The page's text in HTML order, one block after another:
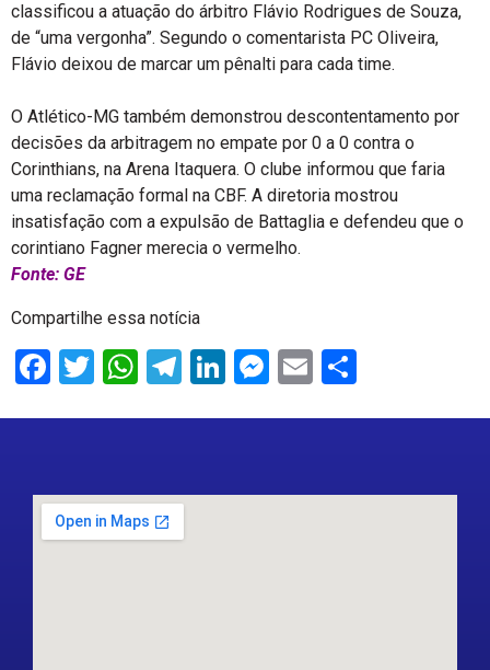
classificou a atuação do árbitro Flávio Rodrigues de Souza,
de “uma vergonha”. Segundo o comentarista PC Oliveira,
Flávio deixou de marcar um pênalti para cada time.
O Atlético-MG também demonstrou descontentamento por
decisões da arbitragem no empate por 0 a 0 contra o
Corinthians, na Arena Itaquera. O clube informou que faria
uma reclamação formal na CBF. A diretoria mostrou
insatisfação com a expulsão de Battaglia e defendeu que o
corintiano Fagner merecia o vermelho.
Fonte: GE
Compartilhe essa notícia
Facebook
Twitter
WhatsApp
Telegram
LinkedIn
Messenger
Email